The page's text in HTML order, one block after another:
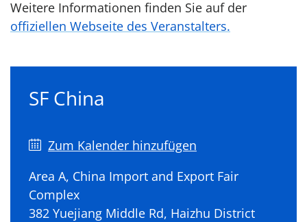
Weitere Informationen finden Sie auf der
offiziellen Webseite des Veranstalters.
SF China
Zum Kalender hinzufügen
Area A, China Import and Export Fair
Complex
382 Yuejiang Middle Rd, Haizhu District